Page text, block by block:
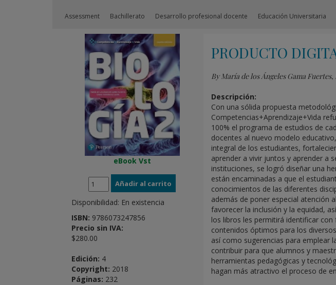
Assessment Bachillerato Desarrollo profesional docente Educación Universitaria
eBook Vst
Disponibilidad: En existencia
ISBN: 9786073247856
Precio sin IVA:
$280.00
Edición: 4
Copyright: 2018
Páginas: 232
PRODUCTO
By María de los Ángeles Gama
Descripción:
Con una sólida propuesta
Competencias+Aprendizaje+Vida
100% el programa de estudios de
docentes al nuevo modelo
integral de los estudiantes,
aprender a vivir juntos y aprender a
instituciones, se logró diseñar una
están encaminadas a que el
conocimientos de las diferentes
además de poner especial atención
favorecer la inclusión y la equidad,
los libros les permitirá identificar
contenidos óptimos para los
así como sugerencias para emplear
contribuir para que alumnos y
herramientas pedagógicas y
hagan más atractivo el proceso de